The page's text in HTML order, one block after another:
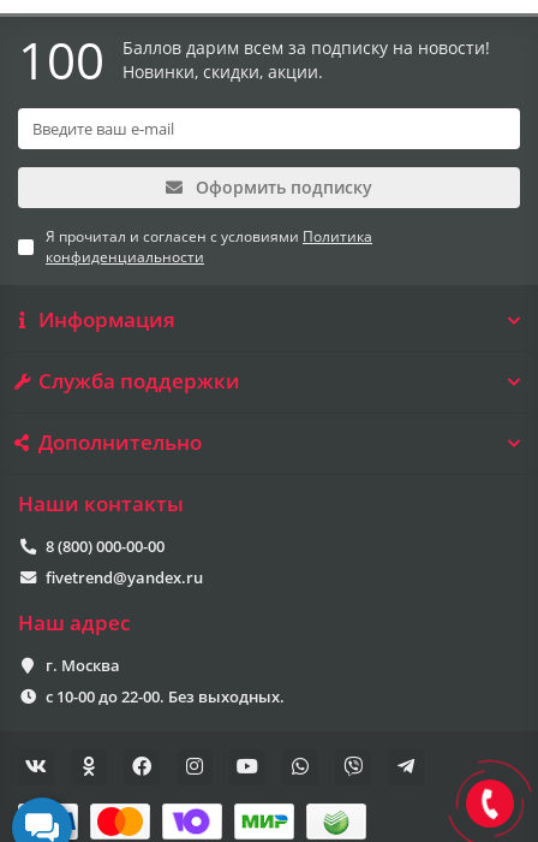
100
Баллов дарим всем за подписку на новости!
Новинки, скидки, акции.
Оформить подписку
Я прочитал и согласен с условиями Политика
конфиденциальности
Информация
Служба поддержки
Дополнительно
Наши контакты
8 (800) 000-00-00
fivetrend@yandex.ru
Наш адрес
г. Москва
с 10-00 до 22-00. Без выходных.